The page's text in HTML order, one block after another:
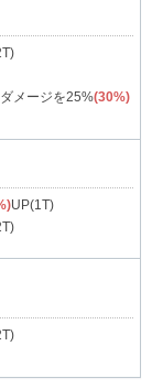
メージを25%(30%)
UP(1T)